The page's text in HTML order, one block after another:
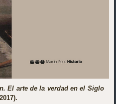
El arte de la verdad en el Siglo